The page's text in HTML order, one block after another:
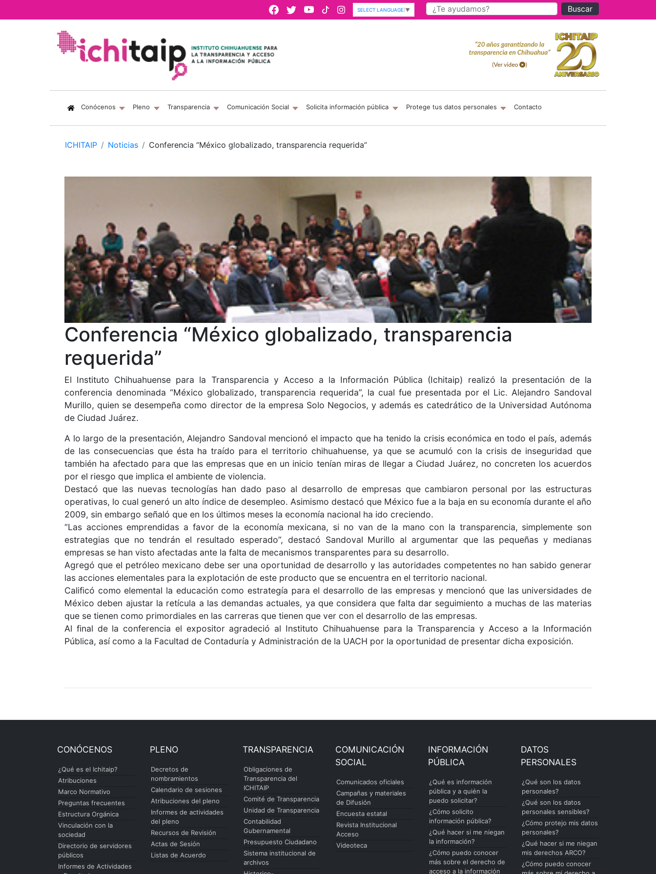
Buscar
SELECT LANGUAGE ▼
Conócenos (current)
Pleno Transparencia Comunicación Social Solicita información pública Protege tus datos personales Contacto
ICHITAIP Noticias Conferencia “México globalizado, transparencia requerida”
Conferencia “México globalizado, transparencia
requerida”
El Instituto Chihuahuense para la Transparencia y Acceso a la Información Pública (Ichitaip) realizó la presentación de la
conferencia denominada “México globalizado, transparencia requerida”, la cual fue presentada por el Lic. Alejandro Sandoval
Murillo, quien se desempeña como director de la empresa Solo Negocios, y además es catedrático de la Universidad Autónoma
de Ciudad Juárez.
A lo largo de la presentación, Alejandro Sandoval mencionó el impacto que ha tenido la crisis económica en todo el país, además
de las consecuencias que ésta ha traído para el territorio chihuahuense, ya que se acumuló con la crisis de inseguridad que
también ha afectado para que las empresas que en un inicio tenían miras de llegar a Ciudad Juárez, no concreten los acuerdos
por el riesgo que implica el ambiente de violencia.
Destacó que las nuevas tecnologías han dado paso al desarrollo de empresas que cambiaron personal por las estructuras
operativas, lo cual generó un alto índice de desempleo. Asimismo destacó que México fue a la baja en su economía durante el año
2009, sin embargo señaló que en los últimos meses la economía nacional ha ido creciendo.
“Las acciones emprendidas a favor de la economía mexicana, si no van de la mano con la transparencia, simplemente son
estrategias que no tendrán el resultado esperado”, destacó Sandoval Murillo al argumentar que las pequeñas y medianas
empresas se han visto afectadas ante la falta de mecanismos transparentes para su desarrollo.
Agregó que el petróleo mexicano debe ser una oportunidad de desarrollo y las autoridades competentes no han sabido generar
las acciones elementales para la explotación de este producto que se encuentra en el territorio nacional.
Calificó como elemental la educación como estrategía para el desarrollo de las empresas y mencionó que las universidades de
México deben ajustar la retícula a las demandas actuales, ya que considera que falta dar seguimiento a muchas de las materias
que se tienen como primordiales en las carreras que tienen que ver con el desarrollo de las empresas.
Al final de la conferencia el expositor agradeció al Instituto Chihuahuense para la Transparencia y Acceso a la Información
Pública, así como a la Facultad de Contaduría y Administración de la UACH por la oportunidad de presentar dicha exposición.
CONÓCENOS
¿Qué es el Ichitaip?
Atribuciones
Marco Normativo
Preguntas frecuentes
Estructura Orgánica
Vinculación con la
sociedad
Directorio de servidores
públicos
Informes de Actividades
PLENO
Decretos de
nombramientos
Calendario de sesiones
Atribuciones del pleno
Informes de actividades
del pleno
Recursos de Revisión
Actas de Sesión
Listas de Acuerdo
TRANSPARENCIA
Obligaciones de
Transparencia del
ICHITAIP
Comité de Transparencia
Unidad de Transparencia
Contabilidad
Gubernamental
Presupuesto Ciudadano
Sistema institucional de
archivos
COMUNICACIÓN
SOCIAL
Comunicados oficiales
Campañas y materiales
de Difusión
Encuesta estatal
Revista Institucional
Acceso
Videoteca
INFORMACIÓN
PÚBLICA
¿Qué es información
pública y a quién la
puedo solicitar?
¿Cómo solicito
información pública?
¿Qué hacer si me niegan
la información?
¿Cómo puedo conocer
más sobre el derecho de
acceso a la información
DATOS
PERSONALES
¿Qué son los datos
personales?
¿Qué son los datos
personales sensibles?
¿Cómo protejo mis datos
personales?
¿Qué hacer si me niegan
mis derechos ARCO?
¿Cómo puedo conocer